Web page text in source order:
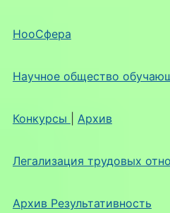
НооСфера
Научное общество
Конкурсы Архив
Легализация трудовых
Архив Результативность